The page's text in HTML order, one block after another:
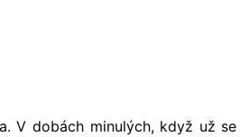
V dobách minulých, když už